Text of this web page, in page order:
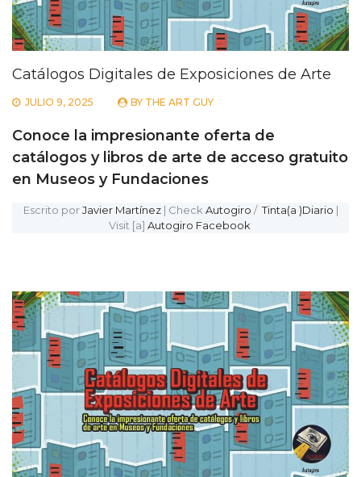
Catálogos Digitales de Exposiciones de Arte
JULIO 9, 2025 BY THE ART GUY
Conoce la impresionante oferta de
catálogos y libros de arte de acceso gratuito
en Museos y Fundaciones
Escrito porJavier Martínez| Check Autogiro /Tinta(a )Diario |
Visit [a] Autogiro Facebook